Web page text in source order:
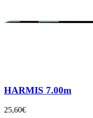
HARMIS 7.00m
25,60€